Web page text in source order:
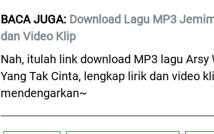
BACA JUGA: Download Lagu MP3
dan Video Klip
Nah, itulah link download MP3 lagu
Yang Tak Cinta, lengkap lirik dan video
mendengarkan~